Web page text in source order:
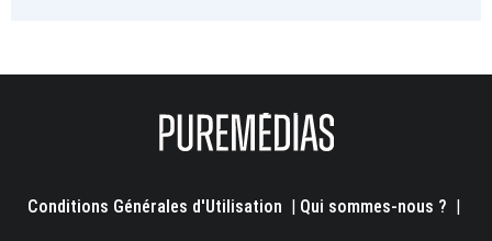
Conditions Générales d'Utilisation | Qui sommes-nous ? |